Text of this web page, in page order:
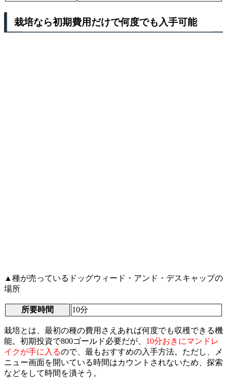
栽培なら初期費用だけで何度でも入手可能
▲種が売っているドッグウィード・アンド・デスキャップの
場所
所要時間 10分
栽培とは、最初の種の費用さえあれば何度でも収穫できる機
能。初期投資で800ゴールド必要だが、 10分おきにマンドレ
イクが手に入るので、最もおすすめの入手方法。ただし、メ
ニュー画面を開いている時間はカウントされないため、探索
などをして時間を潰そう。